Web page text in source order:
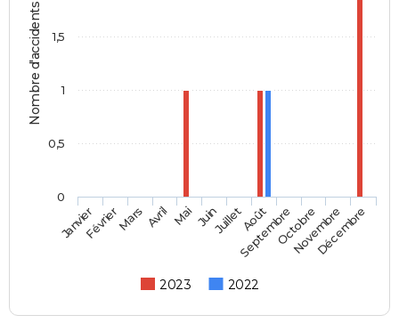
Nombre d'accidents
2023 2022
JanvierFévrierMars Avril Mai JuinJuilletAoût
SeptembreOctobre
Novembre
Décembre
0
0,5
1
1,5